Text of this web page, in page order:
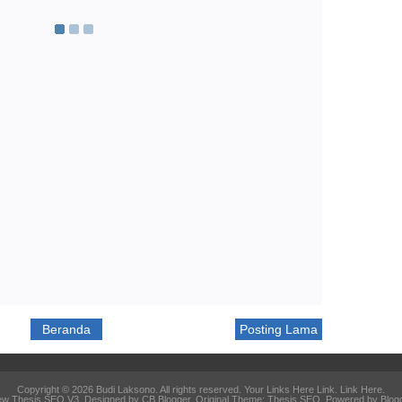
Posting Lama
Beranda
Copyright © 2026 Budi Laksono . All rights reserved. Your Links Here Link Link Here
Thesis SEO V3. Designed by CB Blogger. Original Theme: Thesis SEO . Powered by